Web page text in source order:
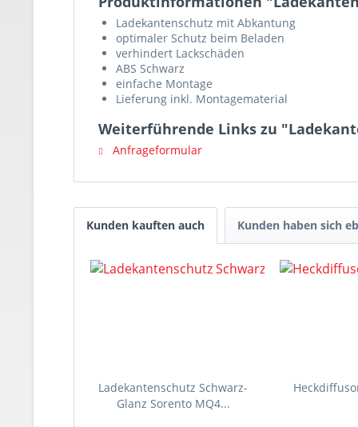
Ladekantenschutz mit Abkantung
optimaler Schutz beim Beladen
verhindert Lackschäden
ABS Schwarz
einfache Montage
Lieferung inkl. Montagematerial
Weiterführende Links zu
Anfrageformular
Kunden kauften auch Kunden haben sich
Ladekantenschutz Schwarz-
Glanz Sorento MQ4...